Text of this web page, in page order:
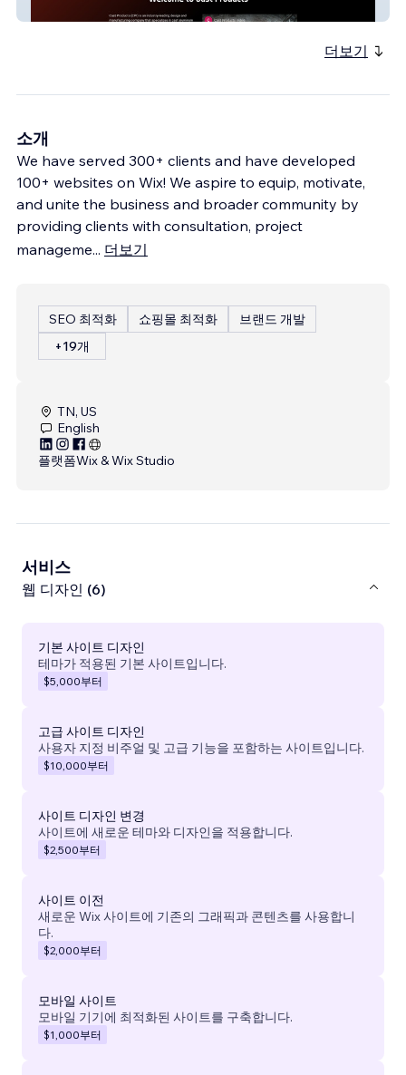
더보기
소개
We have served 300+ clients and have developed
100+ websites on Wix! We aspire to equip, motivate,
and unite the business and broader community by
providing clients with consultation, project
manageme... 더보기
SEO 최적화 쇼핑몰 최적화
브랜드 개발
+19개
TN, US
English
플랫폼Wix & Wix Studio
서비스
웹 디자인 (6)
기본 사이트 디자인
테마가 적용된 기본 사이트입니다.
$5,000부터
고급 사이트 디자인
사용자 지정 비주얼 및 고급 기능을 포함하는 사이트입니다.
$10,000부터
사이트 디자인 변경
사이트에 새로운 테마와 디자인을 적용합니다.
$2,500부터
사이트 이전
새로운 Wix 사이트에 기존의 그래픽과 콘텐츠를 사용합니
다.
$2,000부터
모바일 사이트
모바일 기기에 최적화된 사이트를 구축합니다.
$1,000부터